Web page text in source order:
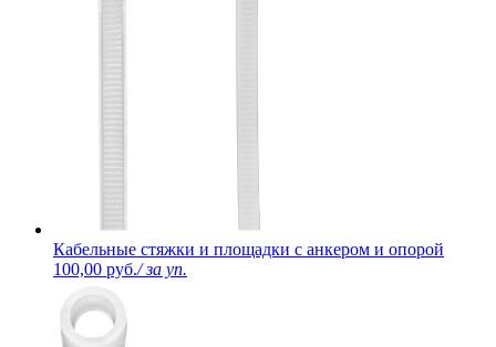
Кабельные стяжки и площадки с анкером и опорой
100,00 руб./ за уп.